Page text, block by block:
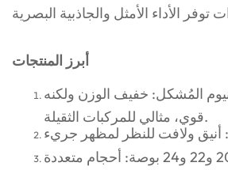
أبرز المنتجات
المُشكل: خفيف الوزن ولكنه
متوفر بمقاسات 20 و22 و24 بوصة: أحجام متعددة